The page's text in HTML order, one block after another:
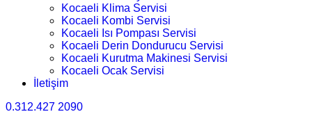
Kocaeli Klima Servisi
Kocaeli Kombi Servisi
Kocaeli Isı Pompası Servisi
Kocaeli Derin Dondurucu Servisi
Kocaeli Kurutma Makinesi Servisi
Kocaeli Ocak Servisi
İletişim
0.312.427 2090